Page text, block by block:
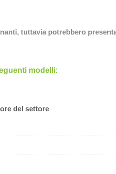
tuttavia potrebbero
modelli:
del settore